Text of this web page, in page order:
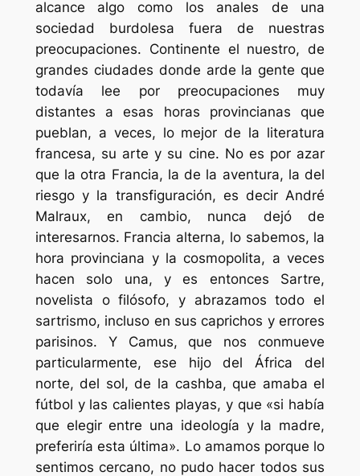
alcance algo como los anales de una
sociedad burdolesa fuera de nuestras
preocupaciones. Continente el nuestro, de
grandes ciudades donde arde la gente que
todavía lee por preocupaciones muy
distantes a esas horas provincianas que
pueblan, a veces, lo mejor de la literatura
francesa, su arte y su cine. No es por azar
que la otra Francia, la de la aventura, la del
riesgo y la transfiguración, es decir André
Malraux, en cambio, nunca dejó de
interesarnos. Francia alterna, lo sabemos, la
hora provinciana y la cosmopolita, a veces
hacen solo una, y es entonces Sartre,
novelista o filósofo, y abrazamos todo el
sartrismo, incluso en sus caprichos y errores
parisinos. Y Camus, que nos conmueve
particularmente, ese hijo del África del
norte, del sol, de la cashba, que amaba el
fútbol y las calientes playas, y que «si había
que elegir entre una ideología y la madre,
preferiría esta última». Lo amamos porque lo
sentimos cercano, no pudo hacer todos sus